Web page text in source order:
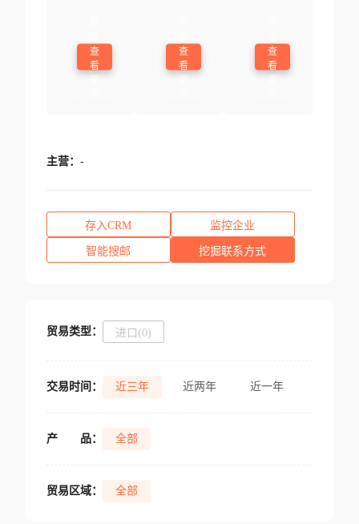
查
看
查
看
查
看
主营： -
存入CRM 监控企业
智能搜邮 挖掘联系方式
贸易类型： 进口(0)
交易时间： 近三年 近两年 近一年
产 品： 全部
贸易区域： 全部